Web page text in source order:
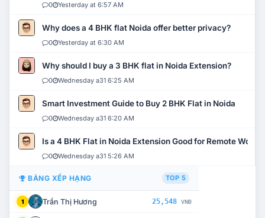
0 Yesterday at 6:57 AM
Why does a 4 BHK flat Noida offer better privacy?
0 Yesterday at 6:30 AM
Why should I buy a 3 BHK flat in Noida Extension?
0 Wednesday a31 6:25 AM
Smart Investment Guide to Buy 2 BHK Flat in Noida
0 Wednesday a31 6:20 AM
Is a 4 BHK Flat in Noida Extension Good for Remote Work?
0 Wednesday a31 5:26 AM
BẢNG XẾP HẠNG TOP 5
1 Trần Thị Hương 25,548 VNĐ